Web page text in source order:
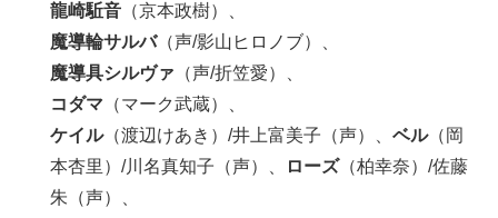
龍崎駈音 （京本政樹）、
魔導輪サルバ（声/影山ヒロノブ）、
魔導具シルヴァ （声/折笠愛）、
コダマ （マーク武蔵）、
ケイル（渡辺けあき）/井上富美子（声）、ベル（岡
本杏里）/川名真知子（声）、
ローズ（柏幸奈）/佐藤
朱（声）、